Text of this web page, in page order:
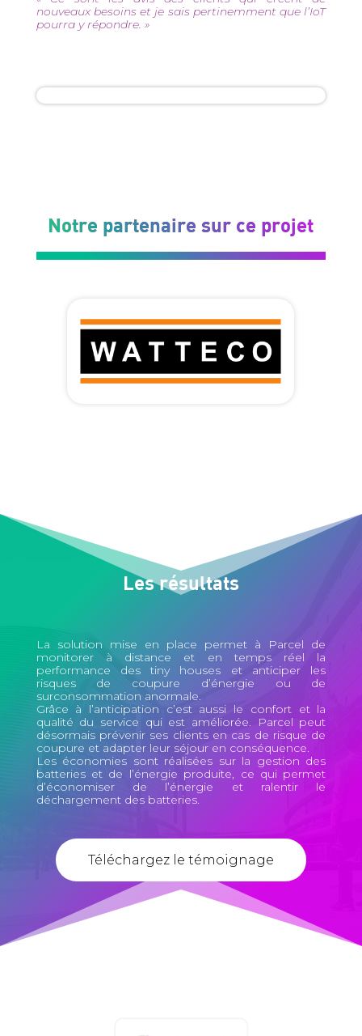
nouveaux besoins et je sais pertinemment que l’IoT
pourra y répondre. »
Notre partenaire sur ce projet
Les résultats
La solution mise en place permet à Parcel de
monitorer à distance et en temps réel la
performance des tiny houses et anticiper les
risques de coupure d’énergie ou de
surconsommation anormale.
Grâce à l’anticipation c’est aussi le confort et la
qualité du service qui est améliorée. Parcel peut
désormais prévenir ses clients en cas de risque de
coupure et adapter leur séjour en conséquence.
Les économies sont réalisées sur la gestion des
batteries et de l’énergie produite, ce qui permet
d’économiser de l’énergie et ralentir le
déchargement des batteries.
Téléchargez le témoignage